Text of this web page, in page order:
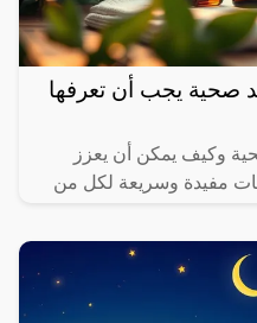
أفضل 5 فوائد صحية يجب أن تعرفها
وكيف يمكن أن يعزز
مفيدة وسريعة لكل من